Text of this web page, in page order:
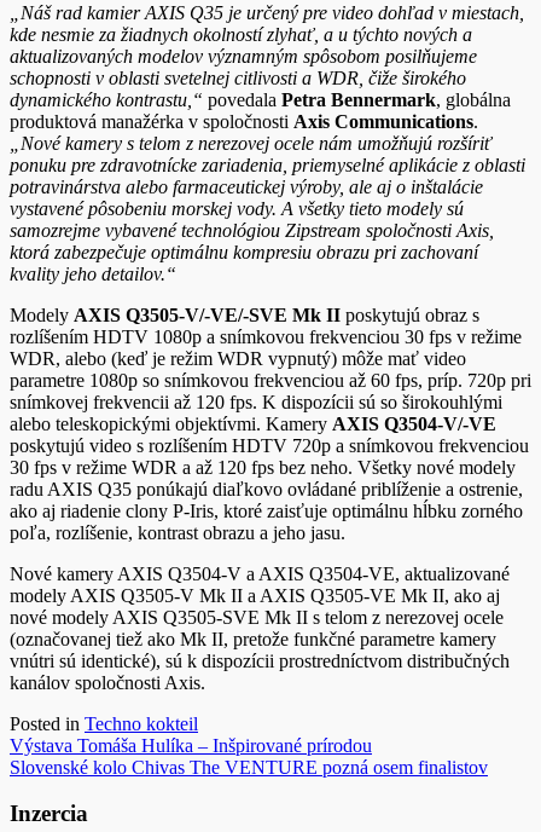
„Náš rad kamier AXIS Q35 je určený pre video dohľad v miestach,
kde nesmie za žiadnych okolností zlyhať, a u týchto nových a
aktualizovaných modelov významným spôsobom posilňujeme
schopnosti v oblasti svetelnej citlivosti a WDR, čiže širokého
dynamického kontrastu,“ povedala Petra Bennermark, globálna
produktová manažérka v spoločnosti Axis Communications.
„Nové kamery s telom z nerezovej ocele nám umožňujú rozšíriť
ponuku pre zdravotnícke zariadenia, priemyselné aplikácie z oblasti
potravinárstva alebo farmaceutickej výroby, ale aj o inštalácie
vystavené pôsobeniu morskej vody. A všetky tieto modely sú
samozrejme vybavené technológiou Zipstream spoločnosti Axis,
ktorá zabezpečuje optimálnu kompresiu obrazu pri zachovaní
kvality jeho detailov.“
Modely AXIS Q3505-V/-VE/-SVE Mk II poskytujú obraz s
rozlíšením HDTV 1080p a snímkovou frekvenciou 30 fps v režime
WDR, alebo (keď je režim WDR vypnutý) môže mať video
parametre 1080p so snímkovou frekvenciou až 60 fps, príp. 720p pri
snímkovej frekvencii až 120 fps. K dispozícii sú so širokouhlými
alebo teleskopickými objektívmi. Kamery AXIS Q3504-V/-VE
poskytujú video s rozlíšením HDTV 720p a snímkovou frekvenciou
30 fps v režime WDR a až 120 fps bez neho. Všetky nové modely
radu AXIS Q35 ponúkajú diaľkovo ovládané priblíženie a ostrenie,
ako aj riadenie clony P-Iris, ktoré zaisťuje optimálnu hĺbku zorného
poľa, rozlíšenie, kontrast obrazu a jeho jasu.
Nové kamery AXIS Q3504-V a AXIS Q3504-VE, aktualizované
modely AXIS Q3505-V Mk II a AXIS Q3505-VE Mk II, ako aj
nové modely AXIS Q3505-SVE Mk II s telom z nerezovej ocele
(označovanej tiež ako Mk II, pretože funkčné parametre kamery
vnútri sú identické), sú k dispozícii prostredníctvom distribučných
kanálov spoločnosti Axis.
Posted in Techno kokteil
Navigácia
v
článku
Výstava Tomáša Hulíka – Inšpirované prírodou
Slovenské kolo Chivas The VENTURE pozná osem finalistov
Inzercia